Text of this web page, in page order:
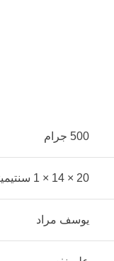
500 جرام
20 × 14 × 1 سنتيميتر
يوسف مراد